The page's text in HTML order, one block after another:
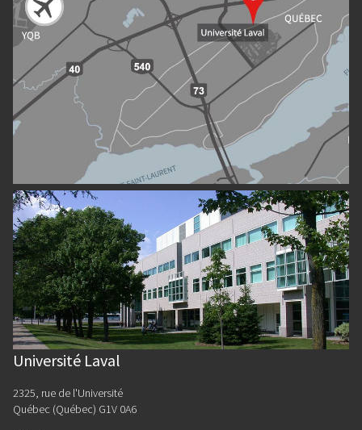
Université Laval
2325, rue de l'Université
Québec (Québec) G1V 0A6